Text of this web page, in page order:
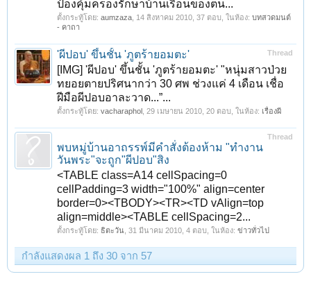
ป้องคุ้มครองรักษาบ้านเรือนของตน...
ตั้งกระทู้โดย: aumzaza 14 สิงหาคม 2010 , 37 ตอบ, ในห้อง: บทสวดมนต์
- คาถา
Thread
'ผีปอบ' ขึ้นชั้น 'ภูตร้ายอมตะ'
[IMG] 'ผีปอบ' ขึ้นชั้น 'ภูตร้ายอมตะ' "หนุ่มสาวป่วย
ทยอยตายปริศนากว่า 30 ศพ ช่วงแค่ 4 เดือน เชื่อ
ฝีมือผีปอบอาละวาด...”...
ตั้งกระทู้โดย: vacharaphol 29 เมษายน 2010 , 20 ตอบ, ในห้อง: เรื่องผี
Thread
พบหมู่บ้านอาถรรพ์มีคำสั่งต้องห้าม "ทำงาน
วันพระ"จะถูก"ผีปอบ"สิง
<TABLE class=A14 cellSpacing=0
cellPadding=3 width="100%" align=center
border=0><TBODY><TR><TD vAlign=top
align=middle><TABLE cellSpacing=2...
ตั้งกระทู้โดย: ธิตะวัน 31 มีนาคม 2010 , 4 ตอบ, ในห้อง: ข่าวทั่วไป
กำลังแสดงผล 1 ถึง 30 จาก 57